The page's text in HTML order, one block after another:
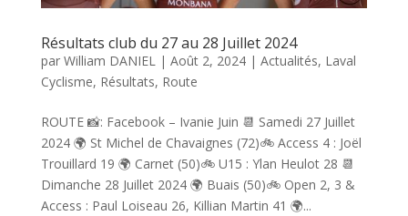
Résultats club du 27 au 28 Juillet 2024
par William DANIEL| Août 2, 2024| Actualités, Laval
Cyclisme, Résultats, Route
ROUTE 📸: Facebook – Ivanie Juin 📆 Samedi 27 Juillet
2024 🌍 St Michel de Chavaignes (72)🚲 Access 4 : Joël
Trouillard 19 🌍 Carnet (50)🚲 U15 : Ylan Heulot 28 📆
Dimanche 28 Juillet 2024 🌍 Buais (50)🚲 Open 2, 3 &
Access : Paul Loiseau 26, Killian Martin 41 🌍...